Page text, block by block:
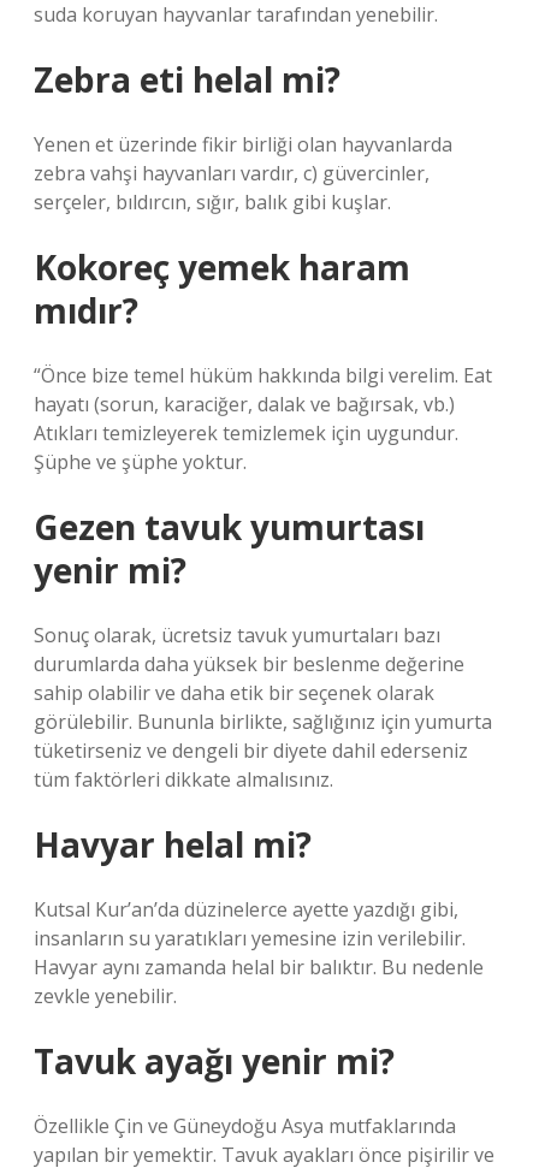
suda koruyan hayvanlar tarafından yenebilir.
Zebra eti helal mi?
Yenen et üzerinde fikir birliği olan hayvanlarda
zebra vahşi hayvanları vardır, c) güvercinler,
serçeler, bıldırcın, sığır, balık gibi kuşlar.
Kokoreç yemek haram
mıdır?
“Önce bize temel hüküm hakkında bilgi verelim. Eat
hayatı (sorun, karaciğer, dalak ve bağırsak, vb.)
Atıkları temizleyerek temizlemek için uygundur.
Şüphe ve şüphe yoktur.
Gezen tavuk yumurtası
yenir mi?
Sonuç olarak, ücretsiz tavuk yumurtaları bazı
durumlarda daha yüksek bir beslenme değerine
sahip olabilir ve daha etik bir seçenek olarak
görülebilir. Bununla birlikte, sağlığınız için yumurta
tüketirseniz ve dengeli bir diyete dahil ederseniz
tüm faktörleri dikkate almalısınız.
Havyar helal mi?
Kutsal Kur’an’da düzinelerce ayette yazdığı gibi,
insanların su yaratıkları yemesine izin verilebilir.
Havyar aynı zamanda helal bir balıktır. Bu nedenle
zevkle yenebilir.
Tavuk ayağı yenir mi?
Özellikle Çin ve Güneydoğu Asya mutfaklarında
yapılan bir yemektir. Tavuk ayakları önce pişirilir ve